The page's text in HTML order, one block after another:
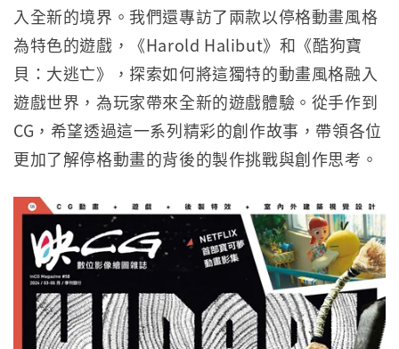
入全新的境界。我們還專訪了兩款以停格動畫風格
為特色的遊戲，《Harold Halibut》和《酷狗寶
貝：大逃亡》，探索如何將這獨特的動畫風格融入
遊戲世界，為玩家帶來全新的遊戲體驗。從手作到
CG，希望透過這一系列精彩的創作故事，帶領各位
更加了解停格動畫的背後的製作挑戰與創作思考。